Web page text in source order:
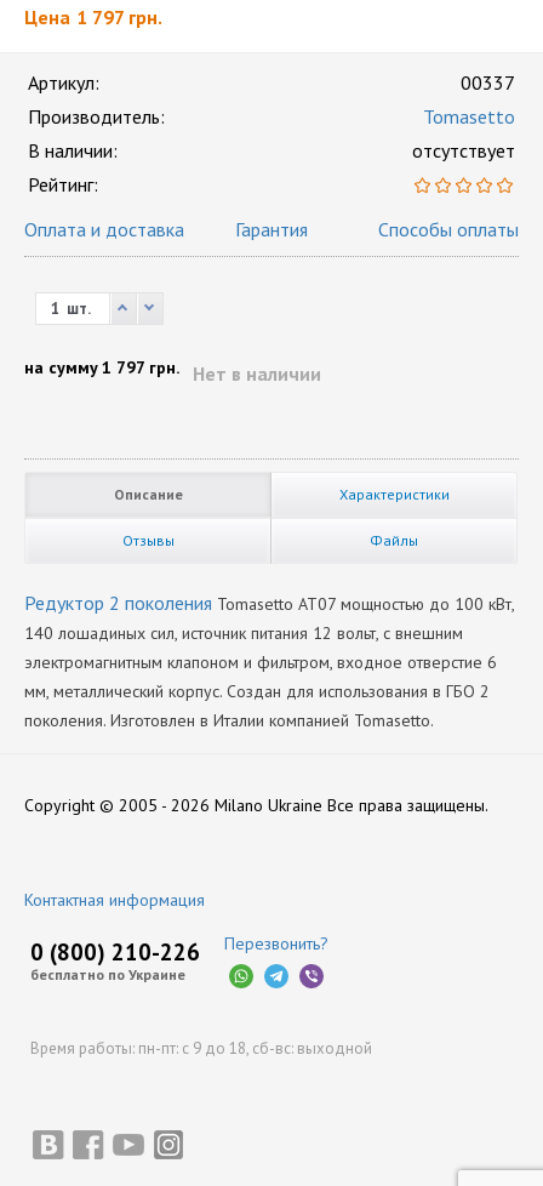
Цена 1 797 грн.
Артикул:
00337
Производитель:
Tomasetto
В наличии:
отсутствует
Рейтинг:
Оплата и доставка
Гарантия Способы оплаты
шт.
Нет в наличии
на сумму1 797 грн.
Описание Характеристики
Отзывы Файлы
Редуктор 2 поколения Tomasetto AT07 мощностью до 100 кВт,
140 лошадиных сил, источник питания 12 вольт, с внешним
электромагнитным клапоном и фильтром, входное отверстие 6
мм, металлический корпус. Создан для использования в ГБО 2
поколения. Изготовлен в Италии компанией Tomasetto.
Мощность катушки (Вт)
140
Напряжение катушки (В)
12
Tomasetto
Copyright © 2005 - 2026 Milano Ukraine Все права защищены.
Контактная информация
0 (800) 210-226
бесплатно по Украине
Перезвонить?
Время работы: пн-пт: с 9 до 18, сб-вс: выходной